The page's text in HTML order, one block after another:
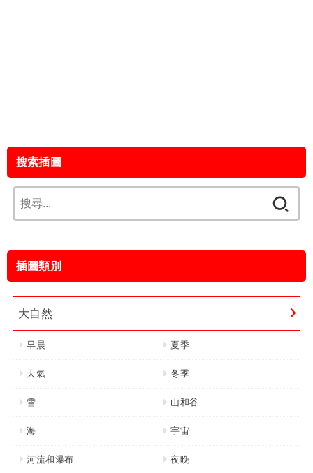
搜索插圖
尋
字:
插圖類別
大自然
早晨 夏季
天氣 冬季
雪 山和谷
海 宇宙
河流和瀑布 夜晚